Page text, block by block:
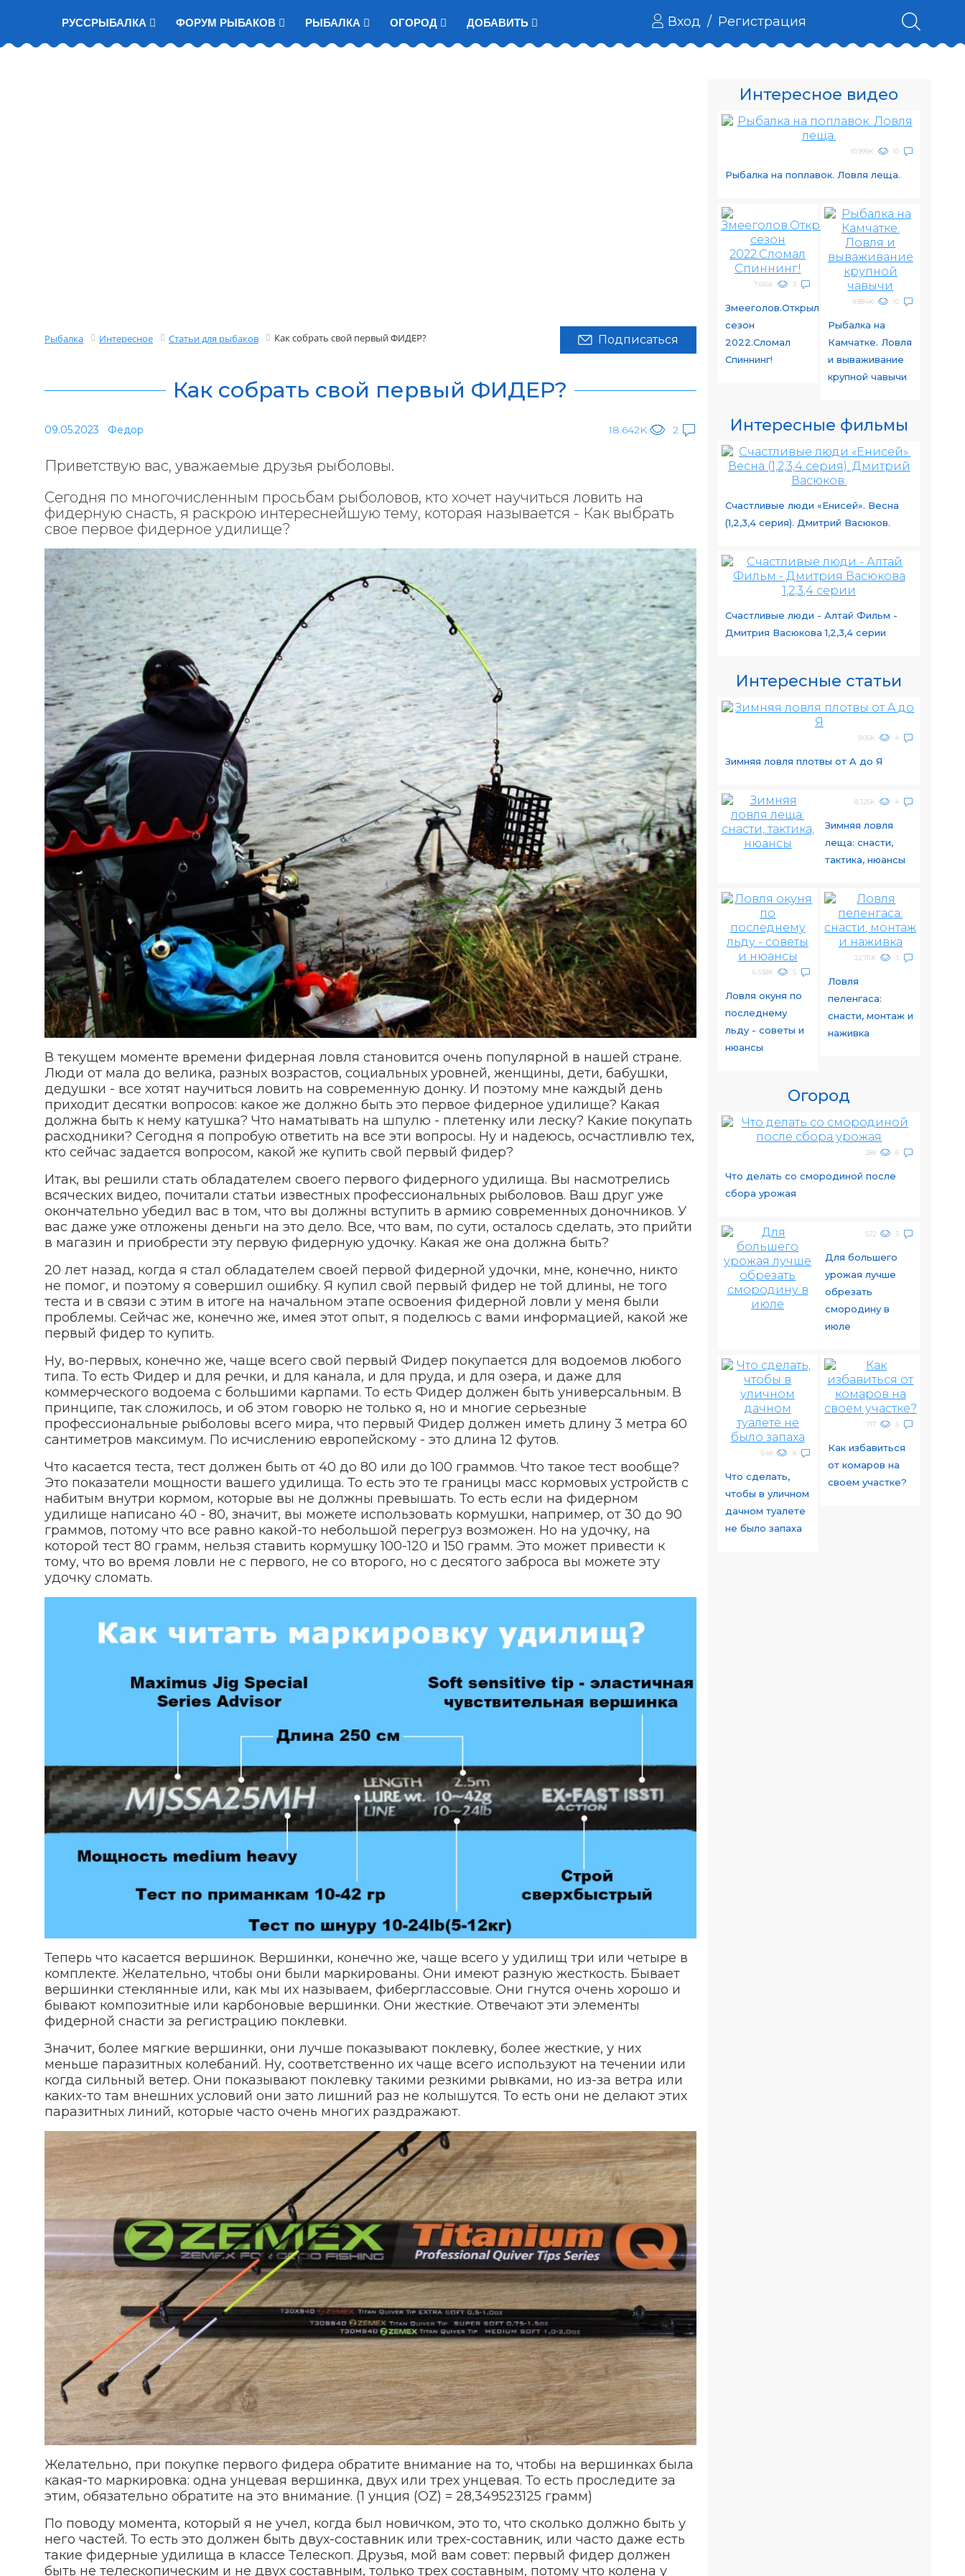
РУССРЫБАЛКА ФОРУМ РЫБАКОВ РЫБАЛКА ОГОРОД ДОБАВИТЬ Вход / Регистрация
Рыбалка Интересное Статьи для рыбаков Как собрать свой первый ФИДЕР? Подписаться
Как собрать свой первый ФИДЕР?
09.05.2023 Федор 18.642K 2
Приветствую вас, уважаемые друзья рыболовы.
Сегодня по многочисленным просьбам рыболовов, кто хочет научиться ловить на
фидерную снасть, я раскрою интереснейшую тему, которая называется - Как выбрать
свое первое фидерное удилище?
В текущем моменте времени фидерная ловля становится очень популярной в нашей стране.
Люди от мала до велика, разных возрастов, социальных уровней, женщины, дети, бабушки,
дедушки - все хотят научиться ловить на современную донку. И поэтому мне каждый день
приходит десятки вопросов: какое же должно быть это первое фидерное удилище? Какая
должна быть к нему катушка? Что наматывать на шпулю - плетенку или леску? Какие покупать
расходники? Сегодня я попробую ответить на все эти вопросы. Ну и надеюсь, осчастливлю тех,
кто сейчас задается вопросом, какой же купить свой первый фидер?
Итак, вы решили стать обладателем своего первого фидерного удилища. Вы насмотрелись
всяческих видео, почитали статьи известных профессиональных рыболовов. Ваш друг уже
окончательно убедил вас в том, что вы должны вступить в армию современных доночников. У
вас даже уже отложены деньги на это дело. Все, что вам, по сути, осталось сделать, это прийти
в магазин и приобрести эту первую фидерную удочку. Какая же она должна быть?
20 лет назад, когда я стал обладателем своей первой фидерной удочки, мне, конечно, никто
не помог, и поэтому я совершил ошибку. Я купил свой первый фидер не той длины, не того
теста и в связи с этим в итоге на начальном этапе освоения фидерной ловли у меня были
проблемы. Сейчас же, конечно же, имея этот опыт, я поделюсь с вами информацией, какой же
первый фидер то купить.
Ну, во-первых, конечно же, чаще всего свой первый Фидер покупается для водоемов любого
типа. То есть Фидер и для речки, и для канала, и для пруда, и для озера, и даже для
коммерческого водоема с большими карпами. То есть Фидер должен быть универсальным. В
принципе, так сложилось, и об этом говорю не только я, но и многие серьезные
профессиональные рыболовы всего мира, что первый Фидер должен иметь длину 3 метра 60
сантиметров максимум. По исчислению европейскому - это длина 12 футов.
Что касается теста, тест должен быть от 40 до 80 или до 100 граммов. Что такое тест вообще?
Это показатели мощности вашего удилища. То есть это те границы масс кормовых устройств с
набитым внутри кормом, которые вы не должны превышать. То есть если на фидерном
удилище написано 40 - 80, значит, вы можете использовать кормушки, например, от 30 до 90
граммов, потому что все равно какой-то небольшой перегруз возможен. Но на удочку, на
которой тест 80 грамм, нельзя ставить кормушку 100-120 и 150 грамм. Это может привести к
тому, что во время ловли не с первого, не со второго, но с десятого заброса вы можете эту
удочку сломать.
Теперь что касается вершинок. Вершинки, конечно же, чаще всего у удилищ три или четыре в
комплекте. Желательно, чтобы они были маркированы. Они имеют разную жесткость. Бывает
вершинки стеклянные или, как мы их называем, фиберглассовые. Они гнутся очень хорошо и
бывают композитные или карбоновые вершинки. Они жесткие. Отвечают эти элементы
фидерной снасти за регистрацию поклевки.
Значит, более мягкие вершинки, они лучше показывают поклевку, более жесткие, у них
меньше паразитных колебаний. Ну, соответственно их чаще всего используют на течении или
когда сильный ветер. Они показывают поклевку такими резкими рывками, но из-за ветра или
каких-то там внешних условий они зато лишний раз не колышутся. То есть они не делают этих
паразитных линий, которые часто очень многих раздражают.
Желательно, при покупке первого фидера обратите внимание на то, чтобы на вершинках была
какая-то маркировка: одна унцевая вершинка, двух или трех унцевая. То есть проследите за
этим, обязательно обратите на это внимание. (1 унция (OZ) = 28,349523125 грамм)
По поводу момента, который я не учел, когда был новичком, это то, что сколько должно быть у
него частей. То есть это должен быть двух-составник или трех-составник, или часто даже есть
такие фидерные удилища в классе Телескоп. Друзья, мой вам совет: первый фидер должен
быть не телескопическим и не двух составным, только трех составным, потому что колена у
Интересное видео
10.999K 10
Рыбалка на поплавок. Ловля леща.
7.616K 3
Змееголов.Открыл
сезон
2022.Сломал
Спиннинг!
9.884K 10
Рыбалка на
Камчатке. Ловля
и вываживание
крупной чавычи
Интересные фильмы
Счастливые люди «Енисей». Весна
(1,2,3,4 серия). Дмитрий Васюков.
Счастливые люди - Алтай Фильм -
Дмитрия Васюкова 1,2,3,4 серии
Интересные статьи
9.06K 4
Зимняя ловля плотвы от A до Я
8.325K 4
Зимняя ловля
леща: снасти,
тактика, нюансы
6.538K 5
Ловля окуня по
последнему
льду - советы и
нюансы
22.711K 3
Ловля
пеленгаса:
снасти, монтаж и
наживка
Огород
288 6
Что делать со смородиной после
сбора урожая
522 3
Для большего
урожая лучше
обрезать
смородину в
июле
648 4
Что сделать,
чтобы в уличном
дачном туалете
не было запаха
717 5
Как избавиться
от комаров на
своем участке?